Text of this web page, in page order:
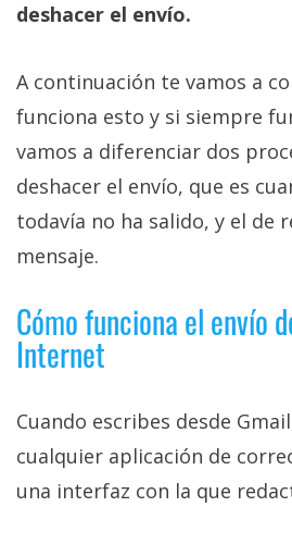
deshacer el envío.
A continuación te vamos a
funciona esto y si siempre
vamos a diferenciar dos
deshacer el envío, que es
todavía no ha salido, y el de
mensaje.
Cómo funciona el envío
Internet
Cuando escribes desde
cualquier aplicación de
una interfaz con la que